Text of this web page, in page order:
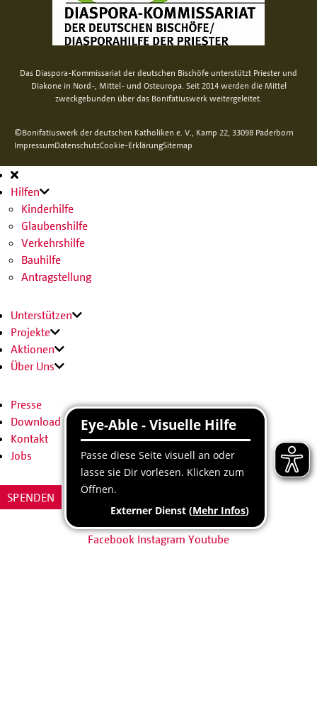
Das Diaspora-Kommissariat der deutschen Bischöfe unterstützt Priester und
Diakone in Nord-, Mittel- und Osteuropa. Seit 2014 werden die Mittel
zweckgebunden über das Bonifatiuswerk weitergeleitet.
©Bonifatiuswerk der deutschen Katholiken e. V., Kamp 22, 33098 Paderborn
ImpressumDatenschutzCookie-ErklärungSitemap
Hauptnavigation
Hilfen
Kinderhilfe
Glaubenshilfe
Verkehrshilfe
Bauhilfe
Antragstellung
Unterstützen
Projekte
Aktionen
Über Uns
Presse
Download
Kontakt
Jobs
SPENDEN SHOP
Facebook Instagram Youtube